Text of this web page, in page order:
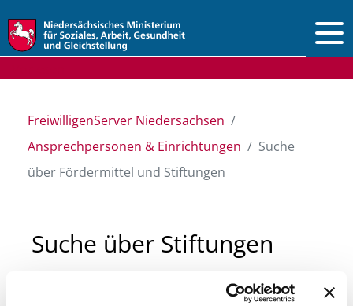
FreiwilligenServer Niedersachsen
Ansprechpersonen & Einrichtungen
Suche
über Fördermittel und Stiftungen
Suche über Stiftungen